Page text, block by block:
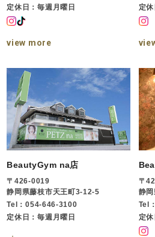
定休日：毎週月曜日
view more
定
BeautyGym na店
〒426-0019
静岡県藤枝市天王町3-12-5
Tel：054-646-3100
定休日：毎週月曜日
〒
静
Tel
定